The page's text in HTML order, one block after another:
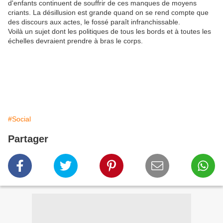
d'enfants continuent de souffrir de ces manques de moyens
criants. La désillusion est grande quand on se rend compte que
des discours aux actes, le fossé paraît infranchissable.
Voilà un sujet dont les politiques de tous les bords et à toutes les
échelles devraient prendre à bras le corps.
#Social
Partager